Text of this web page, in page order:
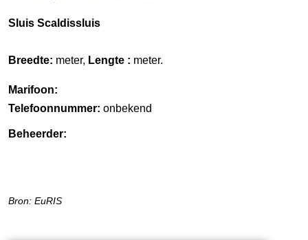
Sluis Scaldissluis
Breedte: meter, Lengte : meter.
Marifoon:
Telefoonnummer: onbekend
Beheerder:
Bron: EuRIS